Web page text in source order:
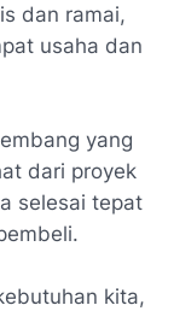
dan ramai,
usaha dan
yang
dari proyek
selesai tepat
kita,